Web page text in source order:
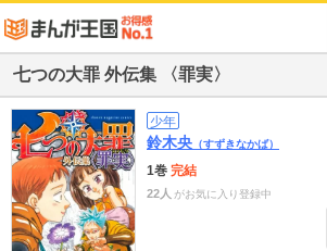
七つの大罪 外伝集 〈罪実〉
少年
鈴木央 （すずきなかば）
1巻 完結
22人 がお気に入り登録中